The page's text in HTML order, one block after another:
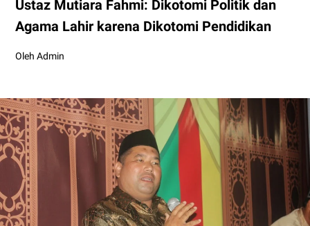
Ustaz Mutiara Fahmi: Dikotomi Politik dan
Agama Lahir karena Dikotomi Pendidikan
Oleh Admin